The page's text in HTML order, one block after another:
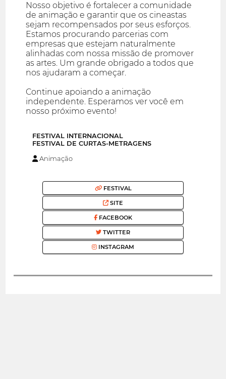
Nosso objetivo é fortalecer a comunidade
de animação e garantir que os cineastas
sejam recompensados por seus esforços.
Estamos procurando parcerias com
empresas que estejam naturalmente
alinhadas com nossa missão de promover
as artes. Um grande obrigado a todos que
nos ajudaram a começar.
Continue apoiando a animação
independente. Esperamos ver você em
nosso próximo evento!
FESTIVAL INTERNACIONAL
FESTIVAL DE CURTAS-METRAGENS
Animação
FESTIVAL
SITE
FACEBOOK
TWITTER
INSTAGRAM